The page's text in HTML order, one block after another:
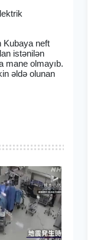
Kubaya neft
istənilən
mane olmayıb.
əldə olunan